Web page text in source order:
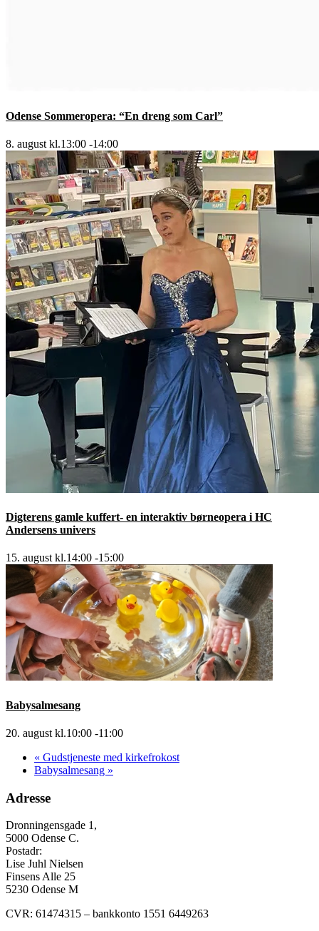
Odense Sommeropera: “En dreng som Carl”
8. august kl.13:00 -14:00
Digterens gamle kuffert- en interaktiv børneopera i HC
Andersens univers
15. august kl.14:00 -15:00
Babysalmesang
20. august kl.10:00 -11:00
« Gudstjeneste med kirkefrokost
Babysalmesang »
Adresse
Dronningensgade 1,
5000 Odense C.
Postadr:
Lise Juhl Nielsen
Finsens Alle 25
5230 Odense M
CVR: 61474315 – bankkonto 1551 6449263